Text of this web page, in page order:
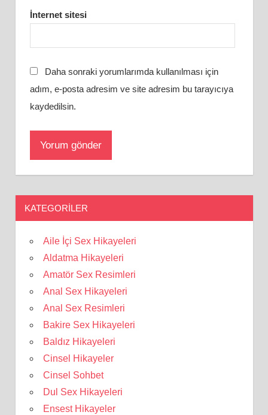
İnternet sitesi
Daha sonraki yorumlarımda kullanılması için
adım, e-posta adresim ve site adresim bu tarayıcıya
kaydedilsin.
KATEGORILER
Aile İçi Sex Hikayeleri
Aldatma Hikayeleri
Amatör Sex Resimleri
Anal Sex Hikayeleri
Anal Sex Resimleri
Bakire Sex Hikayeleri
Baldız Hikayeleri
Cinsel Hikayeler
Cinsel Sohbet
Dul Sex Hikayeleri
Ensest Hikayeler